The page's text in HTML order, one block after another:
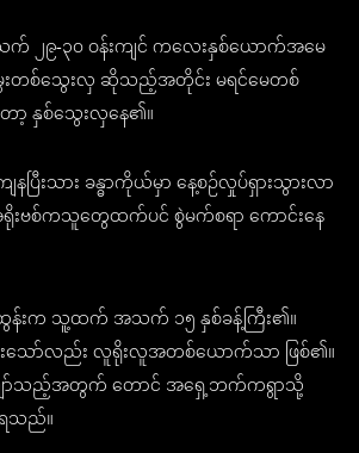
၂၉-၃၀ ဝန်းကျင် ကလေးနှစ်ယောက်အမေ
းတစ်သွေးလှ ဆိုသည့်အတိုင်း မရင်မေတစ်
ာ့ နှစ်သွေးလှနေ၏။
ပြီးသား ခန္ဓာကိုယ်မှာ နေ့စဉ်လှုပ်ရှားသွားလာ
စ်ကသူတွေထက်ပင် စွဲမက်စရာ ကောင်းနေ
းက သူ့ထက် အသက် ၁၅ နှစ်ခန့်ကြီး၏။
င်းသော်လည်း လူရိုးလူအတစ်ယောက်သာ ဖြစ်၏။
ျော်သည့်အတွက် တောင် အရှေ့ဘက်ကရွာသို့
ရသည်။